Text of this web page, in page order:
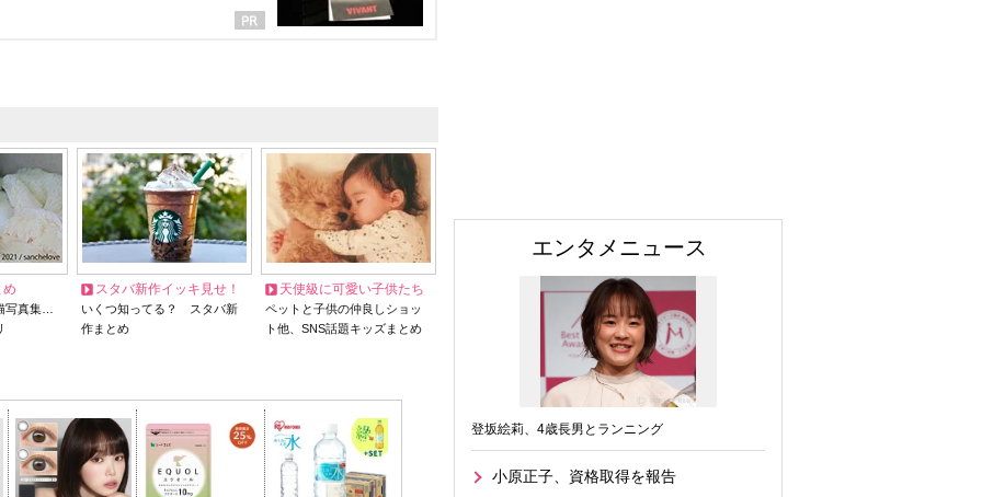
め
写真集…
スタバ新作イッキ見せ！
いくつ知ってる？ スタバ新
作まとめ
天使級に可愛い子供たち
ペットと子供の仲良しショッ
ト他、SNS話題キッズまとめ
エンタメニュース
登坂絵莉、4歳長男とランニング
小原正子、資格取得を報告